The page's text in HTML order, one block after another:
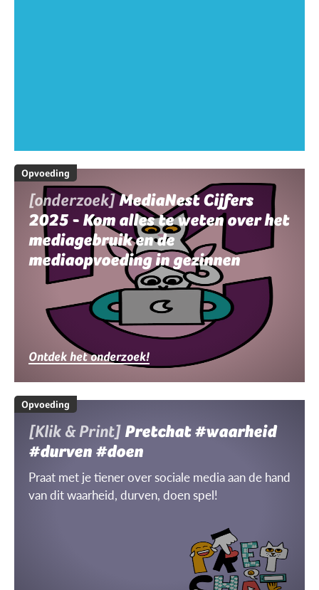
Opvoeding
[onderzoek]MediaNest Cijfers
2025 - Kom alles te weten over het
mediagebruik en de
mediaopvoeding in gezinnen
Ontdek het onderzoek!
Opvoeding
[Klik & Print] Pretchat #waarheid
#durven #doen
Praat met je tiener over sociale media aan de hand
van dit waarheid, durven, doen spel!